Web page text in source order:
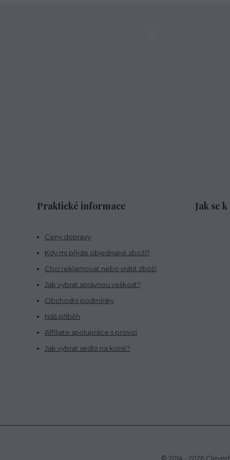
Praktické informace
Ceny dopravy
Kdy mi přijde objednané zboží?
Chci reklamovat nebo vrátit zboží
Jak vybrat správnou velikost?
Obchodní podmínky
Náš příběh
Affiliate spolupráce s provizí
Jak vybrat sedlo na koně?
Jak se
© 2014 - 2026